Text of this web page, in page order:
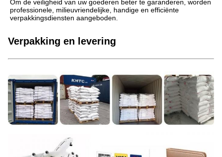
Om de veiligheid van uw goederen beter te garanderen, worden
professionele, milieuvriendelijke, handige en efficiënte
verpakkingsdiensten aangeboden.
Verpakking en levering